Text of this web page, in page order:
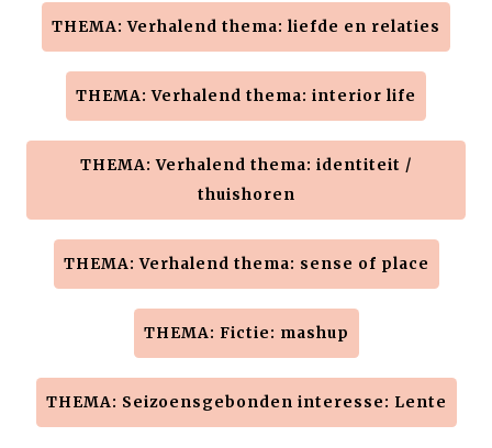
THEMA: Verhalend thema: liefde en relaties
THEMA: Verhalend thema: interior life
THEMA: Verhalend thema: identiteit /
thuishoren
THEMA: Verhalend thema: sense of place
THEMA: Fictie: mashup
THEMA: Seizoensgebonden interesse: Lente